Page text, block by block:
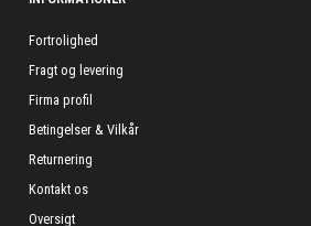
Fortrolighed
Fragt og levering
Firma profil
Betingelser & Vilkår
Returnering
Kontakt os
Oversigt